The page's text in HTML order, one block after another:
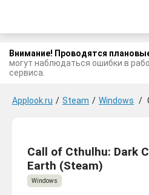
Внимание! Проводятся
могут наблюдаться ошибки в
сервиса.
Applook.ru / Steam / Windows /
Call of Cthulhu: Dark
Earth (Steam)
Windows